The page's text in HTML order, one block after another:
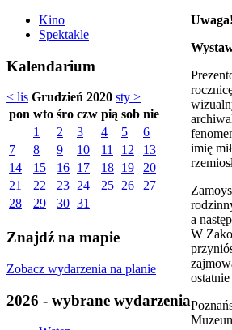
Kino
Spektakle
Kalendarium
< lis Grudzień 2020 sty >
pon wto śro czw pią sob nie
1
2 3 4 5
6
7
8 9 10 11 12
13
14
15 16 17 18 19
20
21
22 23 24 25 26
27
28
29 30 31
Znajdź na mapie
Zobacz wydarzenia na planie
2026 - wybrane wydarzenia
imię
a
W